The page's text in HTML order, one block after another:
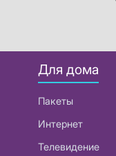
Для дома
Пакеты
Интернет
Телевидение